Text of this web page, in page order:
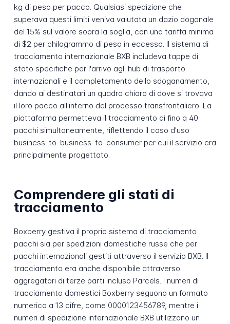
kg di peso per pacco. Qualsiasi spedizione che
superava questi limiti veniva valutata un dazio doganale
del 15% sul valore sopra la soglia, con una tariffa minima
di $2 per chilogrammo di peso in eccesso. Il sistema di
tracciamento internazionale BXB includeva tappe di
stato specifiche per l'arrivo agli hub di trasporto
internazionali e il completamento dello sdoganamento,
dando ai destinatari un quadro chiaro di dove si trovava
il loro pacco all'interno del processo transfrontaliero. La
piattaforma permetteva il tracciamento di fino a 40
pacchi simultaneamente, riflettendo il caso d'uso
business-to-business-to-consumer per cui il servizio era
principalmente progettato.
Comprendere gli stati di
tracciamento
Boxberry gestiva il proprio sistema di tracciamento
pacchi sia per spedizioni domestiche russe che per
pacchi internazionali gestiti attraverso il servizio BXB. Il
tracciamento era anche disponibile attraverso
aggregatori di terze parti incluso Parcels. I numeri di
tracciamento domestici Boxberry seguono un formato
numerico a 13 cifre, come 0000123456789, mentre i
numeri di spedizione internazionale BXB utilizzano un